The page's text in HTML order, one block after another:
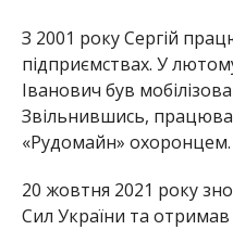
З 2001 року Сергій
підприємствах. У
Іванович був
Звільнившись,
«Рудомайн» охоронцем.
20 жовтня 2021 року
Сил України та